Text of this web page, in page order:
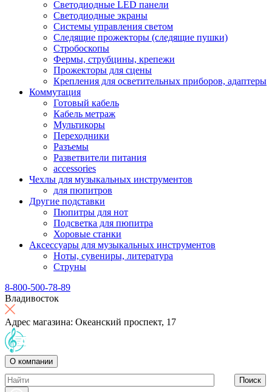
Светодиодные LED панели
Светодиодные экраны
Системы управления светом
Следящие прожекторы (следящие пушки)
Стробоскопы
Фермы, струбцины, крепежи
Прожекторы для сцены
Крепления для осветительных приборов, адаптеры
Коммутация
Готовый кабель
Кабель метраж
Мультикоры
Переходники
Разъемы
Разветвители питания
accessories
Чехлы для музыкальных инструментов
для пюпитров
Другие подставки
Пюпитры для нот
Подсветка для пюпитра
Хоровые станки
Аксессуары для музыкальных инструментов
Ноты, сувениры, литература
Струны
8-800-500-78-89
Владивосток
Адрес магазина: Океанский проспект, 17
О компании
Поиск